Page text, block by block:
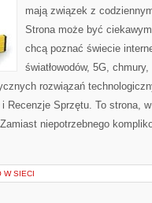
mają związek z
Strona może być
chcą poznać świecie
światłowodów, 5G,
rozwiązań
Recenzje Sprzętu. To strona,
niepotrzebnego
W SIECI